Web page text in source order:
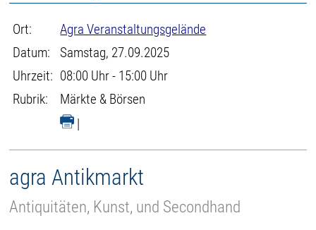
Ort:
Agra Veranstaltungsgelände
Datum:
Samstag, 27.09.2025
Uhrzeit: 08:00 Uhr - 15:00 Uhr
Rubrik:
Märkte & Börsen
|
agra Antikmarkt
Antiquitäten, Kunst, und Secondhand